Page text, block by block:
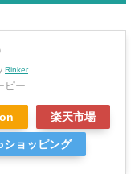
Rinker
ピー
楽天市場
ショッピング